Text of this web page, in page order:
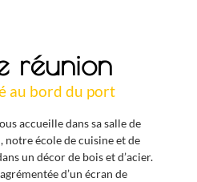
réunion
au bord du port
accueille dans sa salle de
notre école de cuisine et de
un décor de bois et d’acier.
d’un écran de